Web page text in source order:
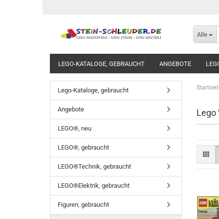
Alle
LEGO-KATALOGE, GEBRAUCHT ANGEBOTE
Lego
Lego-Kataloge, gebraucht
Angebote
LEGO®, neu
LEGO®, gebraucht
LEGO®Technik, gebraucht
LEGO®Elektrik, gebraucht
Figuren, gebraucht